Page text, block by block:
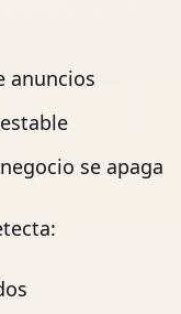
anuncios
se apaga